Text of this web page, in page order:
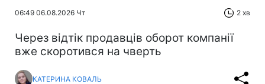
06:49 06.08.2026 Чт 2 хв
Через відтік продавців оборот компанії
вже скоротився на чверть
КАТЕРИНА КОВАЛЬ